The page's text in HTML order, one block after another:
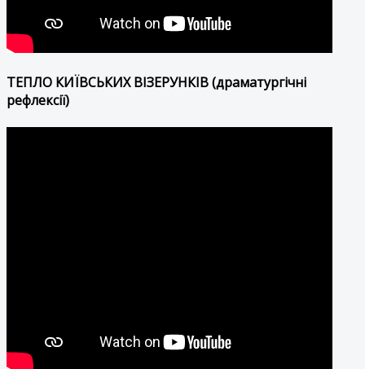
ТЕПЛО КИЇВСЬКИХ ВІЗЕРУНКІВ (драматургічні
рефлексії)